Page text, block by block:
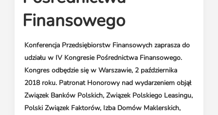
Partnerzy ZPL
Subskrybuj Leaseletter
Materiały do pobrania
Kontakt dla mediów
Finansowego
Konferencja Przedsiębiorstw Finansowych zaprasza do
udziału w IV Kongresie Pośrednictwa Finansowego.
Kongres odbędzie się w Warszawie, 2 października
2018 roku. Patronat Honorowy nad wydarzeniem objął
Związek Banków Polskich, Związek Polskiego Leasingu,
Polski Związek Faktorów, Izba Domów Maklerskich,